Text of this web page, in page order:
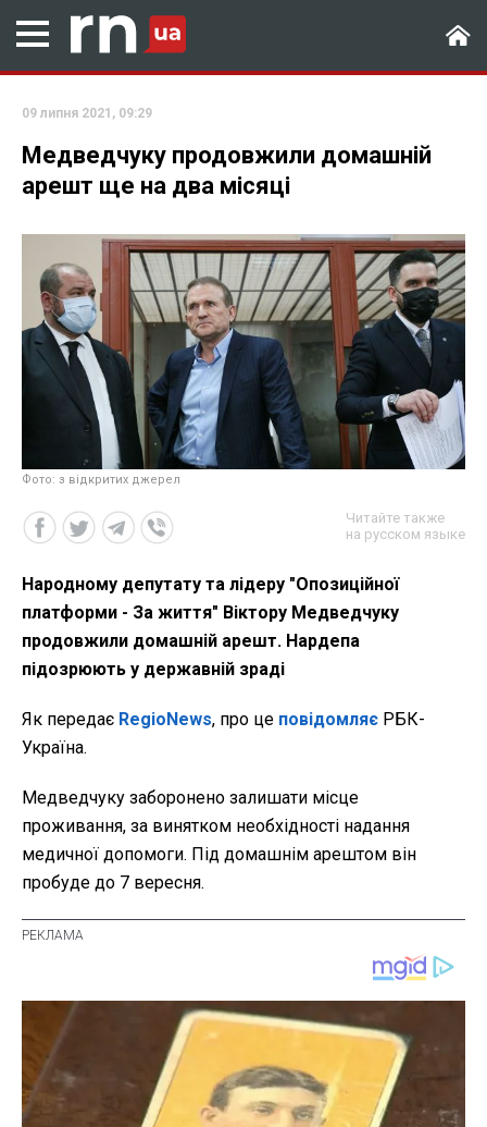
09 липня 2021, 09:29
Медведчуку продовжили домашній
арешт ще на два місяці
Фото: з відкритих джерел
Читайте также
на русском языке
Народному депутату та лідеру "Опозиційної
платформи - За життя" Віктору Медведчуку
продовжили домашній арешт. Нардепа
підозрюють у державній зраді
Як передає RegioNews, про це повідомляє РБК-
Україна.
Медведчуку заборонено залишати місце
проживання, за винятком необхідності надання
медичної допомоги. Під домашнім арештом він
пробуде до 7 вересня.